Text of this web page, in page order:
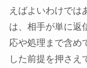
えばよいわけでは
は、相手が単に返
応や処理まで含め
した前提を押さえ